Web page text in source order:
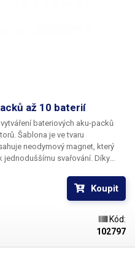
až 10 baterií
bateriových aku-packů
Šablona je ve tvaru
neodymový magnet, který
jednoduššímu svařování. Díky
Koupit
Kód:
102797